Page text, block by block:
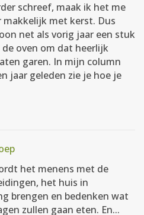
schreef, maak ik het me
makkelijk met kerst. Dus
net als vorig jaar een stuk
oven om dat heerlijk
garen. In mijn column
jaar geleden zie je hoe je
het menens met de
het huis in
brengen en bedenken wat
zullen gaan eten. En...